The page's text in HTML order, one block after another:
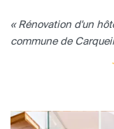
« Rénovation d'un
commune de